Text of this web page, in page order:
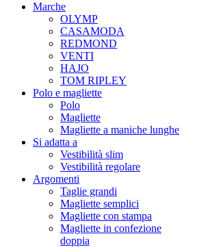
Marche
OLYMP
CASAMODA
REDMOND
VENTI
HAJO
TOM RIPLEY
Polo e magliette
Polo
Magliette
Magliette a maniche lunghe
Si adatta a
Vestibilità slim
Vestibilità regolare
Argomenti
Taglie grandi
Magliette semplici
Magliette con stampa
Magliette in confezione
doppia